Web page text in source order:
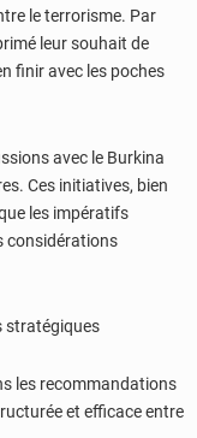
le terrorisme. Par
leur souhait de
finir avec les poches
avec le Burkina
Ces initiatives, bien
les impératifs
considérations
stratégiques
les recommandations
et efficace entre